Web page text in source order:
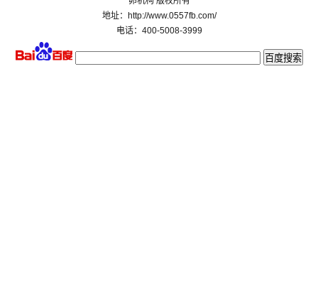
地址：http://www.0557fb.com/
电话：400-5008-3999